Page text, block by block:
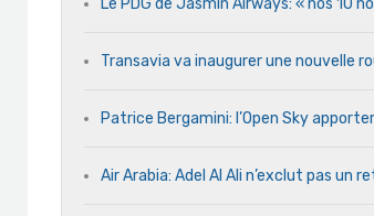
Le PDG de Jasmin Airways: « nos 10
Transavia va inaugurer une nouvelle
Patrice Bergamini: l’Open Sky
Air Arabia: Adel Al Ali n’exclut pas un